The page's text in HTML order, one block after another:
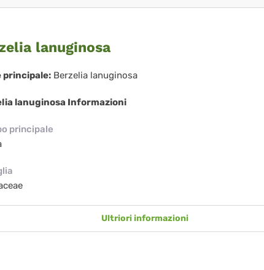
lanuginosa
principale: Berzelia lanuginosa
lanuginosa Informazioni
principale
Ultriori informazioni